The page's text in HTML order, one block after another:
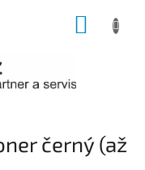
černý (až